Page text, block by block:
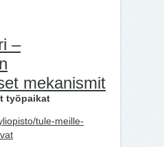
–
mekanismit
työpaikat
tule-meille-